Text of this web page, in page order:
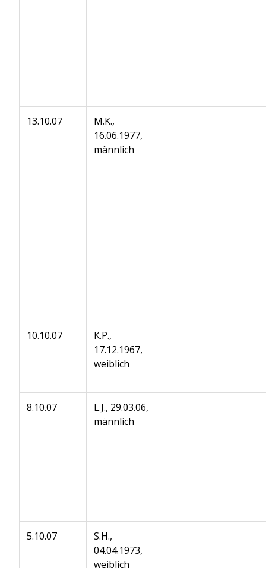
13.10.07
M.K.,
16.06.1977,
männlich
10.10.07
K.P.,
17.12.1967,
weiblich
8.10.07
L.J., 29.03.06,
männlich
5.10.07
S.H.,
04.04.1973,
weiblich